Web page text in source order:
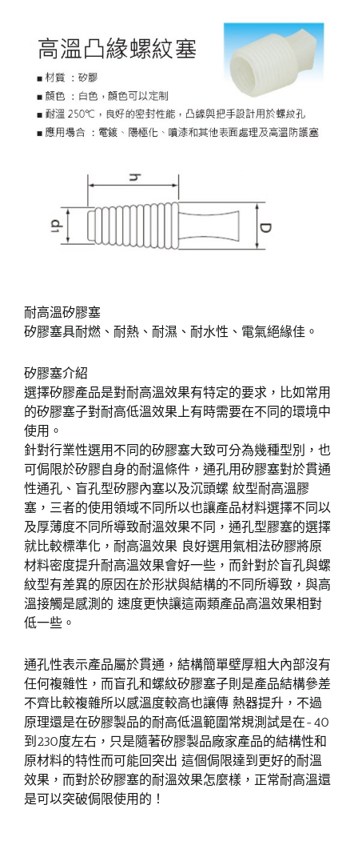
耐高溫矽膠塞
矽膠塞具耐燃、耐熱、耐濕、耐水性、電氣絕緣佳。
矽膠塞介紹
選擇矽膠產品是對耐高溫效果有特定的要求，比如常用
的矽膠塞子對耐高低溫效果上有時需要在不同的環境中
使用。
針對行業性選用不同的矽膠塞大致可分為幾種型別，也
可侷限於矽膠自身的耐溫條件，通孔用矽膠塞對於貫通
性通孔、盲孔型矽膠內塞以及沉頭螺 紋型耐高溫膠
塞，三者的使用領域不同所以也讓產品材料選擇不同以
及厚薄度不同所導致耐溫效果不同，通孔型膠塞的選擇
就比較標準化，耐高溫效果 良好選用氣相法矽膠將原
材料密度提升耐高溫效果會好一些，而針對於盲孔與螺
紋型有差異的原因在於形狀與結構的不同所導致，與高
溫接觸是感測的 速度更快讓這兩類產品高溫效果相對
低一些。
通孔性表示產品屬於貫通，結構簡單壁厚粗大內部沒有
任何複雜性，而盲孔和螺紋矽膠塞子則是產品結構參差
不齊比較複雜所以感溫度較高也讓傳 熱器提升，不過
原理還是在矽膠製品的耐高低溫範圍常規測試是在-40
到230度左右，只是隨著矽膠製品廠家產品的結構性和
原材料的特性而可能回突出 這個侷限達到更好的耐溫
效果，而對於矽膠塞的耐溫效果怎麼樣，正常耐高溫還
是可以突破侷限使用的！